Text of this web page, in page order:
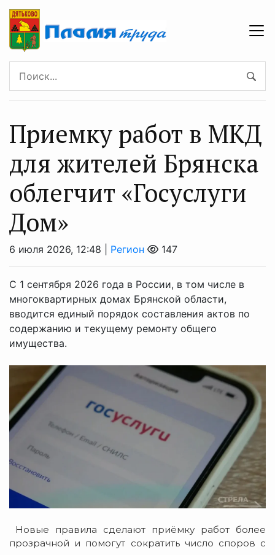
Приемку работ в МКД
для жителей Брянска
облегчит «Госуслуги
Дом»
6 июля 2026, 12:48 | Регион 147
С 1 сентября 2026 года в России, в том числе в
многоквартирных домах Брянской области,
вводится единый порядок составления актов по
содержанию и текущему ремонту общего
имущества.
Новые правила сделают приёмку работ более
прозрачной и помогут сократить число споров с